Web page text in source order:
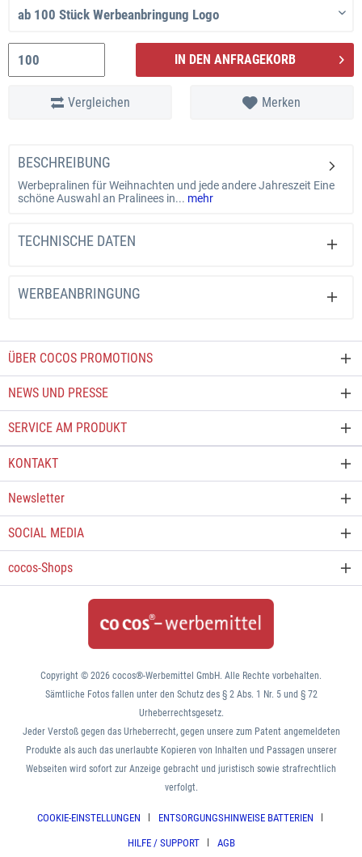
IN DEN ANFRAGEKORB
Vergleichen Merken
BESCHREIBUNG
Werbepralinen für Weihnachten und jede andere Jahreszeit Eine
schöne Auswahl an Pralinees in... mehr
TECHNISCHE DATEN
WERBEANBRINGUNG
ÜBER COCOS PROMOTIONS
NEWS UND PRESSE
SERVICE AM PRODUKT
KONTAKT
Newsletter
SOCIAL MEDIA
cocos-Shops
COOKIE-EINSTELLUNGEN ENTSORGUNGSHINWEISE BATTERIEN
HILFE / SUPPORT AGB
Copyright © 2026 cocos®-Werbemittel GmbH. Alle Rechte vorbehalten.
Sämtliche Fotos fallen unter den Schutz des § 2 Abs. 1 Nr. 5 und § 72
Urheberrechtsgesetz.
Jeder Verstoß gegen das Urheberrecht, gegen unsere zum Patent angemeldeten
Produkte als auch das unerlaubte Kopieren von Inhalten und Passagen unserer
Webseiten wird sofort zur Anzeige gebracht und juristisch sowie strafrechtlich
verfolgt.